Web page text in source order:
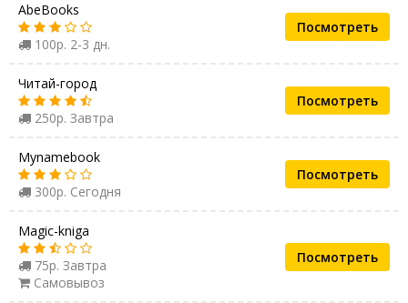
AbeBooks
100р. 2-3 дн.
Посмотреть
Читай-город
250р. Завтра
Посмотреть
Mynamebook
300р. Сегодня
Посмотреть
Magic-kniga
75р. Завтра
Самовывоз
Посмотреть